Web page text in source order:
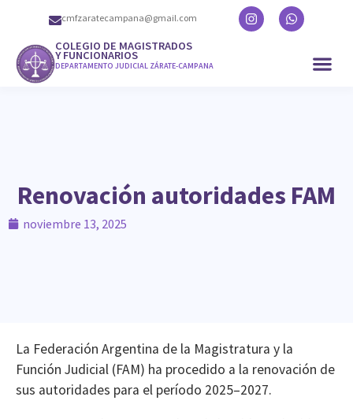
cmfzaratecampana@gmail.com
COLEGIO DE MAGISTRADOS
Y FUNCIONARIOS
DEPARTAMENTO JUDICIAL ZÁRATE-CAMPANA
Renovación autoridades FAM
noviembre 13, 2025
La Federación Argentina de la Magistratura y la
Función Judicial (FAM) ha procedido a la renovación de
sus autoridades para el período 2025–2027.